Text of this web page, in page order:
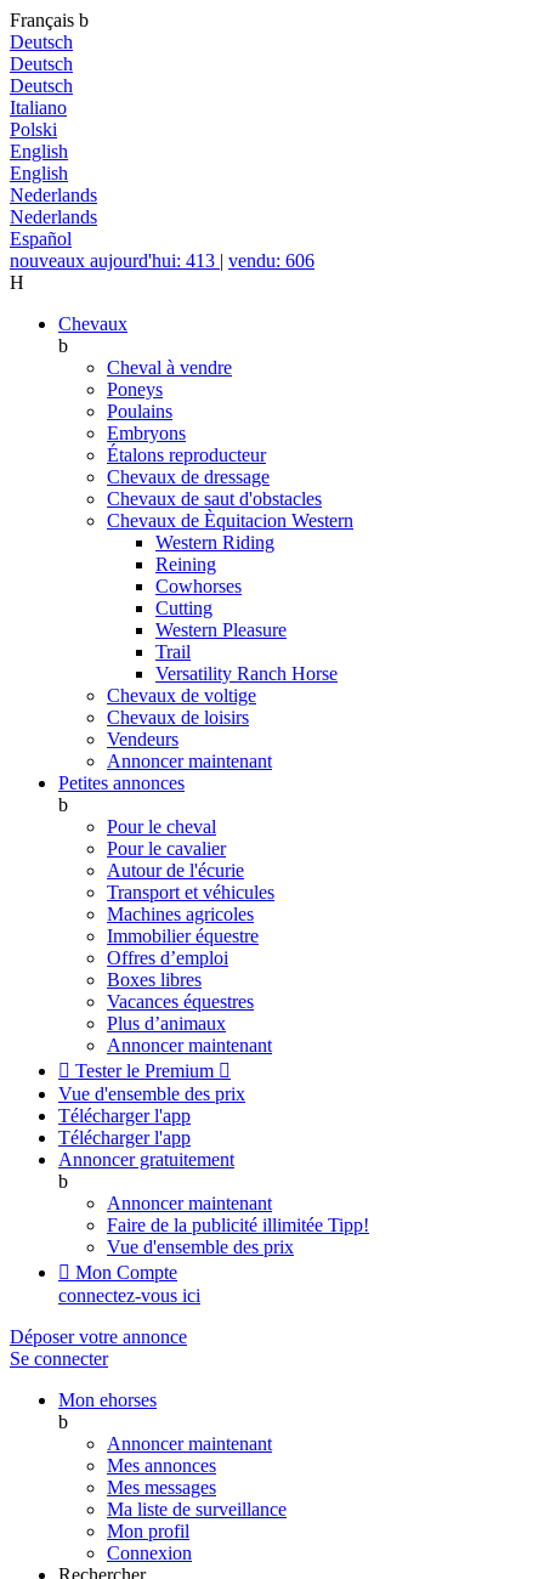
Français b
Deutsch
Deutsch
Deutsch
Italiano
Polski
English
English
Nederlands
Nederlands
Español
nouveaux aujourd'hui: 413 | vendu: 606
H
Chevaux
b
Cheval à vendre
Poneys
Poulains
Embryons
Étalons reproducteur
Chevaux de dressage
Chevaux de saut d'obstacles
Chevaux de Èquitacion Western
Western Riding
Reining
Cowhorses
Cutting
Western Pleasure
Trail
Versatility Ranch Horse
Chevaux de voltige
Chevaux de loisirs
Vendeurs
Annoncer maintenant
Petites annonces
b
Pour le cheval
Pour le cavalier
Autour de l'écurie
Transport et véhicules
Machines agricoles
Immobilier équestre
Offres d’emploi
Boxes libres
Vacances équestres
Plus d’animaux
Annoncer maintenant
 Tester le Premium 
Vue d'ensemble des prix
Télécharger l'app
Télécharger l'app
Annoncer gratuitement
b
Annoncer maintenant
Faire de la publicité illimitée Tipp!
Vue d'ensemble des prix
 Mon Compte
connectez-vous ici
Déposer votre annonce
Se connecter
Mon ehorses
b
Annoncer maintenant
Mes annonces
Mes messages
Ma liste de surveillance
Mon profil
Connexion
Rechercher